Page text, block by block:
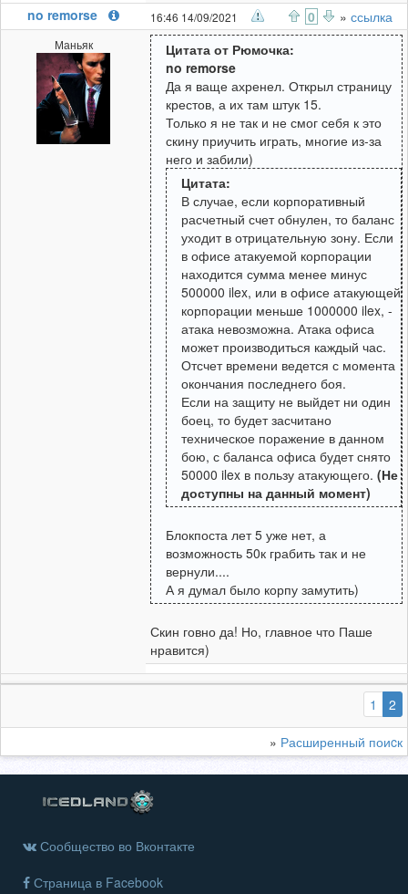
no remorse 16:46 14/09/2021 0 » ссылка
Маньяк
Цитата от Рюмочка:
no remorse
Да я ваще ахренел. Открыл страницу
крестов, а их там штук 15.
Только я не так и не смог себя к это
скину приучить играть, многие из-за
него и забили)
Цитата:
В случае, если корпоративный
расчетный счет обнулен, то баланс
уходит в отрицательную зону. Если
в офисе атакуемой корпорации
находится сумма менее минус
500000 ilex, или в офисе атакующей
корпорации меньше 1000000 ilex, -
атака невозможна. Атака офиса
может производиться каждый час.
Отсчет времени ведется с момента
окончания последнего боя.
Если на защиту не выйдет ни один
боец, то будет засчитано
техническое поражение в данном
бою, с баланса офиса будет снято
50000 ilex в пользу атакующего. (Не
доступны на данный момент)
Блокпоста лет 5 уже нет, а
возможность 50к грабить так и не
вернули....
А я думал было корпу замутить)
Скин говно да! Но, главное что Паше
нравится)
1 2
» Расширенный поиcк
Сообщество во Вконтакте
Страница в Facebook